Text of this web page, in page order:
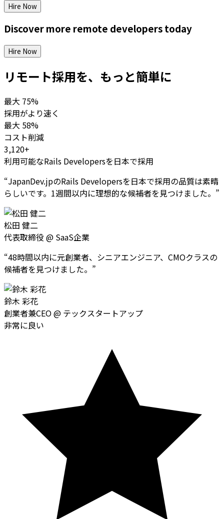
Hire Now
Discover more remote developerstoday
Hire Now
リモート採用を、もっと簡単に
最大 75%
採用がより速く
最大 58%
コスト削減
3,120+
利用可能なRails Developersを日本で採用
“JapanDev.jpのRails Developersを日本で採用の品質は素晴
らしいです。1週間以内に理想的な候補者を見つけました。 ”
松田 健二
代表取締役 @ SaaS企業
“48時間以内に元創業者、シニアエンジニア、CMOクラスの
候補者を見つけました。 ”
鈴木 彩花
創業者兼CEO@ テックスタートアップ
非常に良い